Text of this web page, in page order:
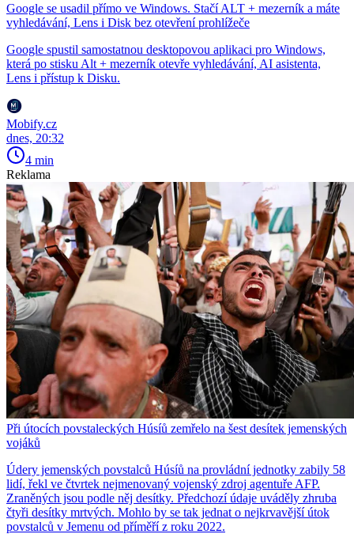
Google se usadil přímo ve Windows. Stačí ALT + mezerník a máte
vyhledávání, Lens i Disk bez otevření prohlížeče
Google spustil samostatnou desktopovou aplikaci pro Windows,
která po stisku Alt + mezerník otevře vyhledávání, AI asistenta,
Lens i přístup k Disku.
Mobify.cz
dnes, 20:32
4 min
Reklama
Při útocích povstaleckých Húsíů zemřelo na šest desítek jemenských
vojáků
Údery jemenských povstalců Húsíů na provládní jednotky zabily 58
lidí, řekl ve čtvrtek nejmenovaný vojenský zdroj agentuře AFP.
Zraněných jsou podle něj desítky. Předchozí údaje uváděly zhruba
čtyři desítky mrtvých. Mohlo by se tak jednat o nejkrvavější útok
povstalců v Jemenu od příměří z roku 2022.